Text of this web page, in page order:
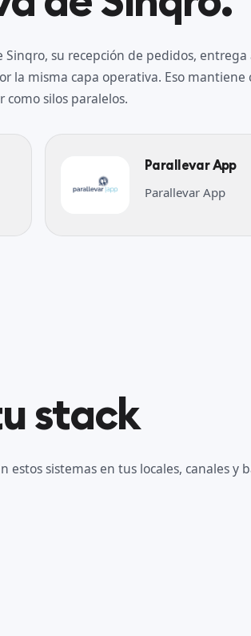
su recepción de pedidos, entrega
la misma capa operativa. Eso mantiene
como silos paralelos.
Parallevar App
Parallevar App
stack
sistemas en tus locales, canales y